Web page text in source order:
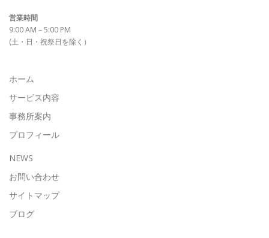
営業時間
9:00 AM – 5:00 PM
(土・日・祝祭日を除く）
ホーム
サービス内容
事務所案内
プロフィール
NEWS
お問い合わせ
サイトマップ
ブログ